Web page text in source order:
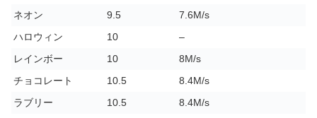
ネオン
9.5
7.6M/s
ハロウィン
10
–
レインボー
10
8M/s
チョコレート
10.5
8.4M/s
ラブリー
10.5
8.4M/s